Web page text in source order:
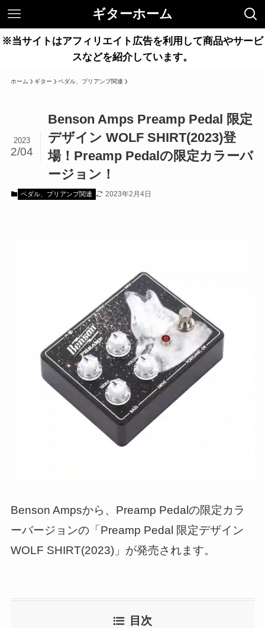
ギターホーム
※当サイトはアフィリエイト広告を利用して商品やサービ
スなどを紹介しています。
ホーム ギター ペダル、プリアンプ関連
Benson Amps Preamp Pedal 限定
デザイン WOLF SHIRT(2023)登
場！Preamp Pedalの限定カラーバ
ージョン！
2023
2/04
ペダル、プリアンプ関連 2023年2月4日
Benson Ampsから、Preamp Pedalの限定カラ
ーバージョンの「Preamp Pedal 限定デザイン
WOLF SHIRT(2023)」が発売されます。
目次